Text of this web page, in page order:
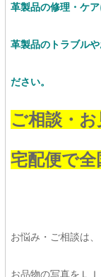
革製品の修理・ケ
革製品のトラブル
ださい。
ご相談・
宅配便で全
お悩み・ご相談は
お品物の写真をＬ